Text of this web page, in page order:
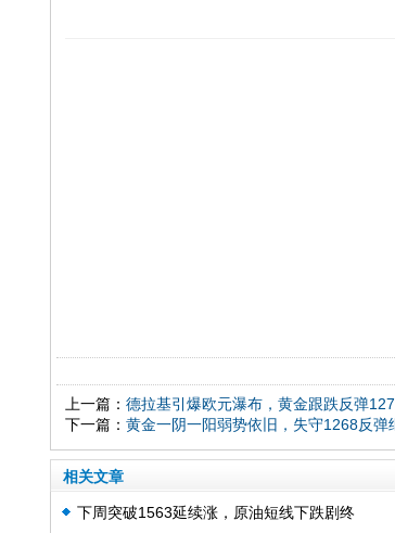
上一篇： 德拉基引爆欧元瀑布，黄金跟跌反弹
下一篇： 黄金一阴一阳弱势依旧，失守1268反弹
相关文章
下周突破1563延续涨，原油短线下跌剧终